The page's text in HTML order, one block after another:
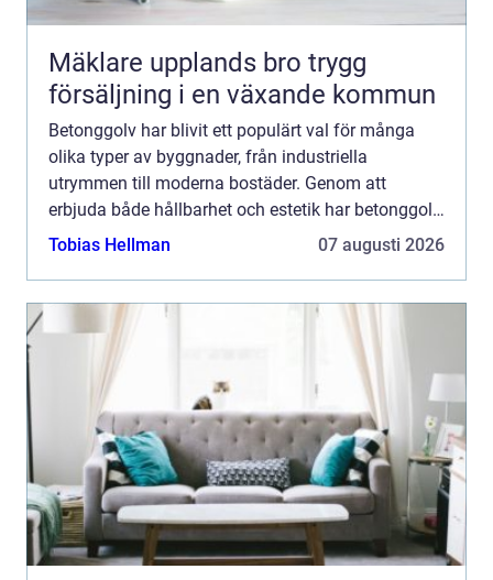
Mäklare upplands bro trygg
försäljning i en växande kommun
Betonggolv har blivit ett populärt val för många
olika typer av byggnader, från industriella
utrymmen till moderna bostäder. Genom att
erbjuda både hållbarhet och estetik har betonggolv
etablerat sig som en tidl...
Tobias Hellman 07 augusti 2026